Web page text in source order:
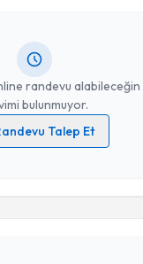
randevu
bulunmuyor.
Talep Et
için bir takvim
ilişkinAydınlatma